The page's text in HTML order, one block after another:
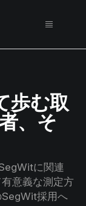
歩む取
、そ
に関連
意義な測定方
採用へ